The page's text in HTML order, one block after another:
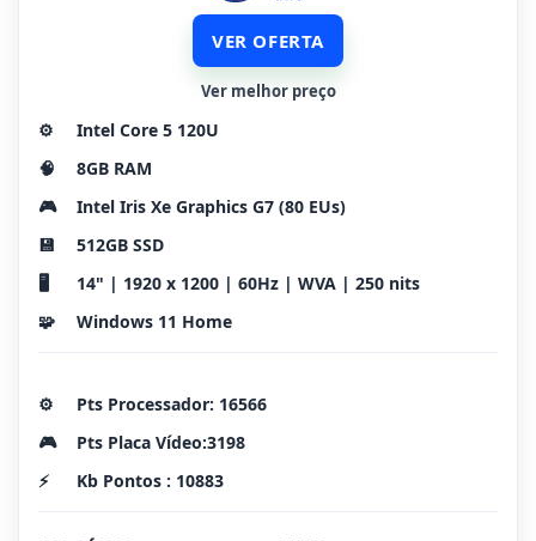
VER OFERTA
Ver melhor preço
⚙️
Intel Core 5 120U
🧠
8GB RAM
🎮
Intel Iris Xe Graphics G7 (80 EUs)
💾
512GB SSD
🖥️
14" | 1920 x 1200 | 60Hz | WVA | 250 nits
🧩
Windows 11 Home
⚙️
Pts Processador: 16566
🎮
Pts Placa Vídeo:3198
⚡
Kb Pontos : 10883